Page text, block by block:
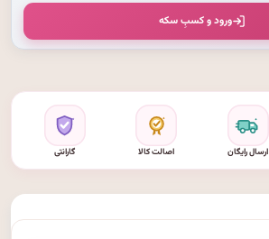
ورود و کسبِ سکه
ارسال رایگان اصالت کالا گارانتی